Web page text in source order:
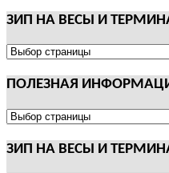
ЗИП НА ВЕСЫ И
ЗИП
ВЕСЫ
ТЕРМИНАЛЫ
ПОЛЕЗНАЯ
ПОЛЕЗНАЯ
ЗИП НА ВЕСЫ И